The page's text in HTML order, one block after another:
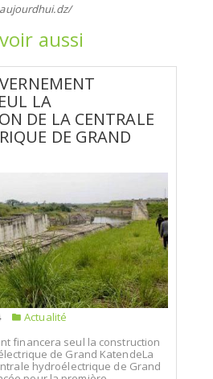
aussi
LA
DE LA CENTRALE
DE GRAND
Actualité
financera seul la construction
de Grand KatendeLa
hydroélectrique de Grand